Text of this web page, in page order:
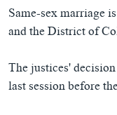
Same-sex marriage
and the District of
The justices'
last session before